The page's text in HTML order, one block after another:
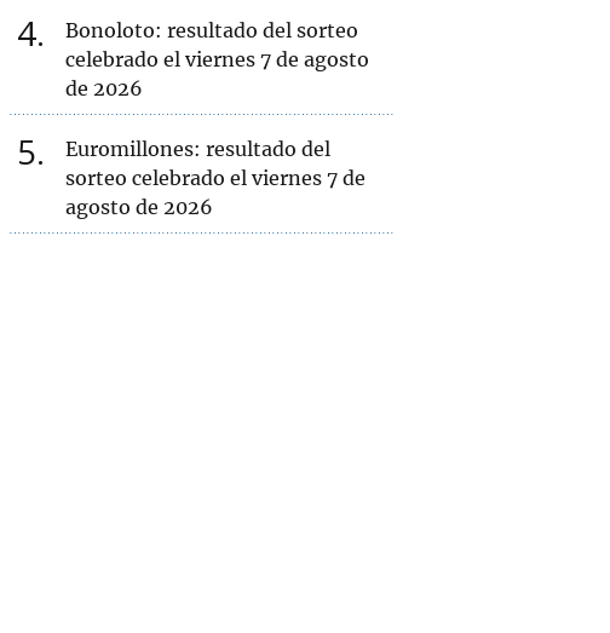
4
Bonoloto: resultado del sorteo
celebrado el viernes 7 de agosto
de 2026
5
Euromillones: resultado del
sorteo celebrado el viernes 7 de
agosto de 2026